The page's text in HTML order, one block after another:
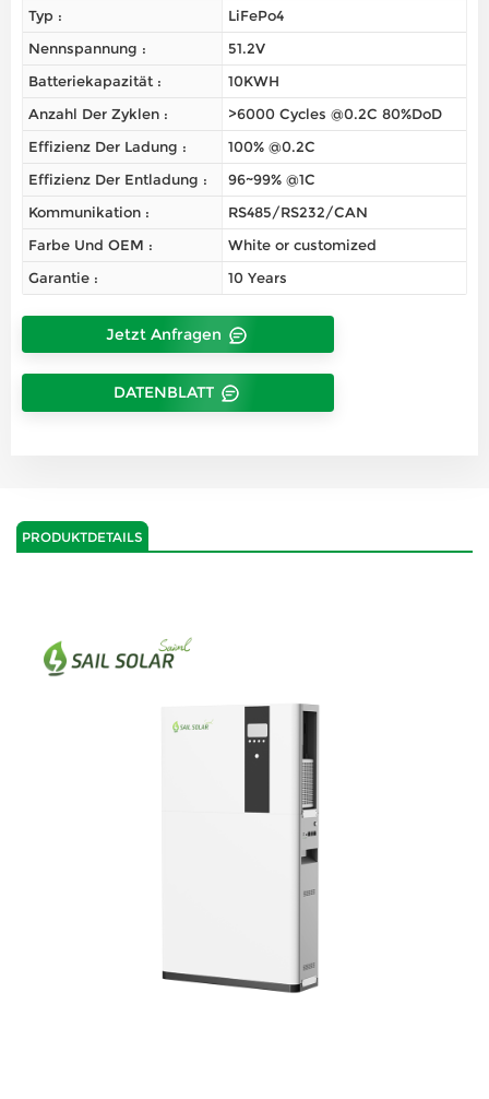
Typ :
LiFePo4
Nennspannung :
51.2V
Batteriekapazität :
10KWH
Anzahl Der Zyklen :
>6000 Cycles @0.2C 80%DoD
Effizienz Der Ladung :
100% @0.2C
Effizienz Der Entladung :
96~99% @1C
Kommunikation :
RS485/RS232/CAN
Farbe Und OEM :
White or customized
Garantie :
10 Years
Jetzt Anfragen
DATENBLATT
PRODUKTDETAILS